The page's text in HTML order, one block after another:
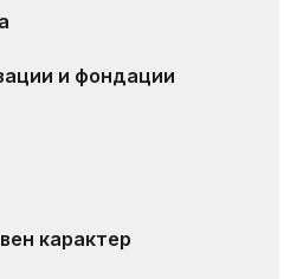
и фондации
карактер